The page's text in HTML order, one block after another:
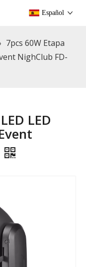
Español
7pcs 60W Etapa
NighClub FD-
LED